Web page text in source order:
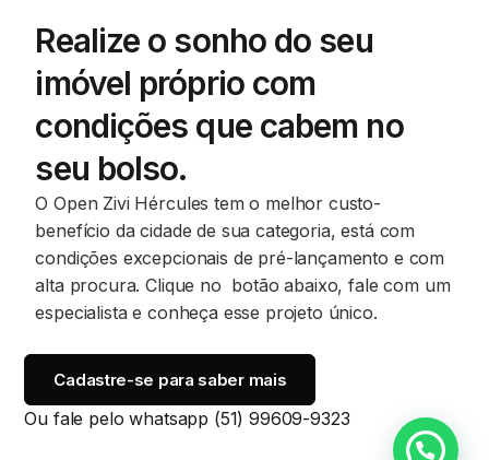
Realize o sonho do seu
imóvel próprio com
condições que cabem no
seu bolso.
O Open Zivi Hércules tem o melhor custo-
benefício da cidade de sua categoria, está com
condições excepcionais de pré-lançamento e com
alta procura. Clique no botão abaixo, fale com um
especialista e conheça esse projeto único.
Cadastre-se para saber mais
Ou fale pelo whatsapp (51) 99609-9323